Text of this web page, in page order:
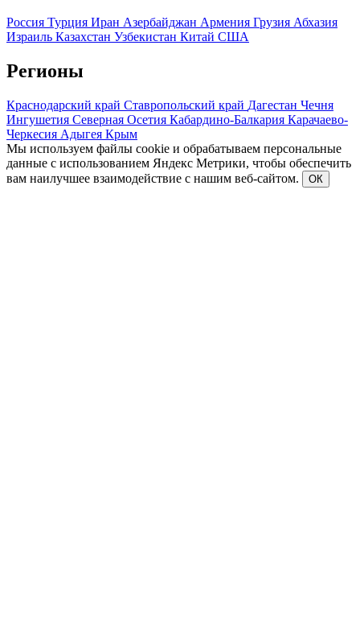
Россия Турция Иран Азербайджан Армения Грузия Абхазия
Израиль Казахстан Узбекистан Китай США
Регионы
Краснодарский край Ставропольский край Дагестан Чечня
Ингушетия Северная Осетия Кабардино-Балкария Карачаево-
Черкесия Адыгея Крым
Мы используем файлы cookie и обрабатываем персональные
данные с использованием Яндекс Метрики, чтобы обеспечить
вам наилучшее взаимодействие с нашим веб-сайтом.
ОК